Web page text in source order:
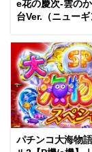
e花の慶次-雲の
台Ver.（ニューギ
パチンコ大海物